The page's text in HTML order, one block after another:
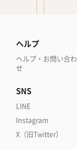
ヘルプ
ヘルプ・お問い合わ
せ
SNS
LINE
Instagram
X（旧Twitter）